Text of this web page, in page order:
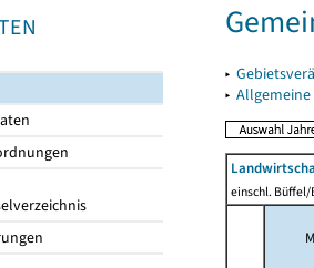
▸
▸
einschl. Büffel/